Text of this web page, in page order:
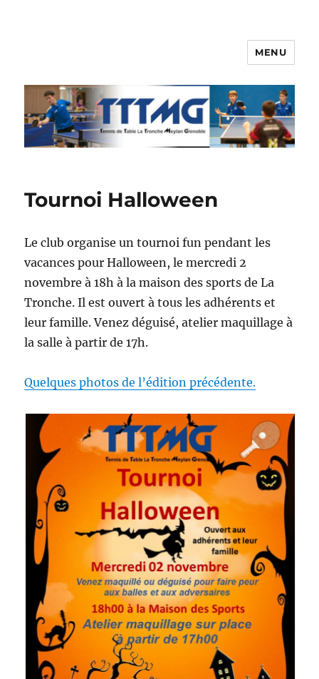
MENU
Tournoi Halloween
Le club organise un tournoi fun pendant les
vacances pour Halloween, le mercredi 2
novembre à 18h à la maison des sports de La
Tronche. Il est ouvert à tous les adhérents et
leur famille. Venez déguisé, atelier maquillage à
la salle à partir de 17h.
Quelques photos de l’édition précédente.